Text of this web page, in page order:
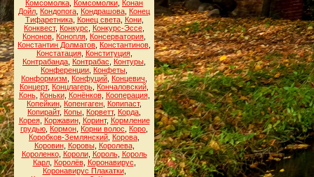
Комсомолка Комсомолки Конан
Дойл Кондопога Кондрашова Конец
Тифаретника, Конец света, Кони,
Конквест, Конкурс Конкурс-Эссе
Кононов Конопля Консерватория
Константин Долматов Константинов
Констатация, Конституция,
Контрабанда Контрабас Контуры
Конференции Конфеты
Конформизм
Конфуций Концевич
Концерт, Концлагерь Кончаловский
Конь, Коньки, Конёнков, Кооперация,
Копейкин Копенгаген Копипаст,
Копирайт, Копы Корветт, Корда
Корея, Коржавин, Коринт, Кормление
грудью Кормон Корни волос Коро
Коробков-Землянский Корова
Коровин, Коровы, Королева,
Короленко, Короли, Король, Король
Карл, Королёв, Коронавирус
Коронавирус Плакатки,